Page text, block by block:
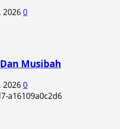
20260
Musibah
20260